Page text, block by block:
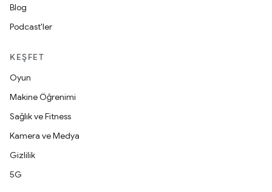
Blog
Podcast'ler
KEŞFET
Oyun
Makine Öğrenimi
Sağlık ve Fitness
Kamera ve Medya
Gizlilik
5G